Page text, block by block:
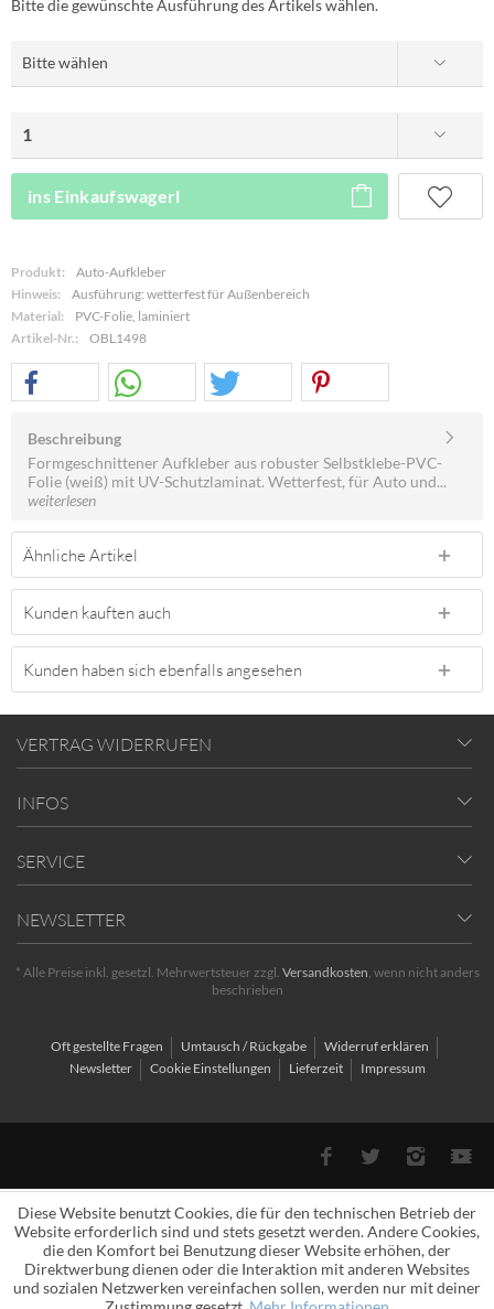
Bitte die gewünschte Ausführung des Artikels wählen.
ins Einkaufswagerl
Produkt:
Auto-Aufkleber
Hinweis:
Ausführung: wetterfest für Außenbereich
Material:
PVC-Folie, laminiert
Artikel-Nr.:
OBL1498
Beschreibung
Formgeschnittener Aufkleber aus robuster Selbstklebe-PVC-
Folie (weiß) mit UV-Schutzlaminat. Wetterfest, für Auto und...
weiterlesen
Ähnliche Artikel
Kunden kauften auch
Kunden haben sich ebenfalls angesehen
VERTRAG WIDERRUFEN
INFOS
SERVICE
NEWSLETTER
* Alle Preise inkl. gesetzl. Mehrwertsteuer zzgl. Versandkosten, wenn nicht anders
beschrieben
Oft gestellte Fragen Umtausch / Rückgabe
Widerruf erklären
Newsletter
Cookie Einstellungen Lieferzeit Impressum
Diese Website benutzt Cookies, die für den technischen Betrieb der
Website erforderlich sind und stets gesetzt werden. Andere Cookies,
die den Komfort bei Benutzung dieser Website erhöhen, der
Direktwerbung dienen oder die Interaktion mit anderen Websites
und sozialen Netzwerken vereinfachen sollen, werden nur mit deiner